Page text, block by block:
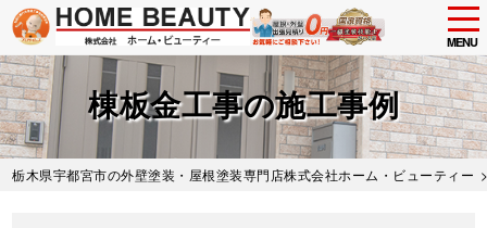
Skip
to
main
content
MENU
棟板金工事の施工事例
栃木県宇都宮市の外壁塗装・屋根塗装専門店株式会社ホーム・ビューティー